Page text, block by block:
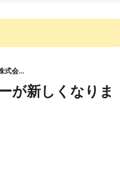
データブリックス・ジャパン株式会社
が新しくなりま